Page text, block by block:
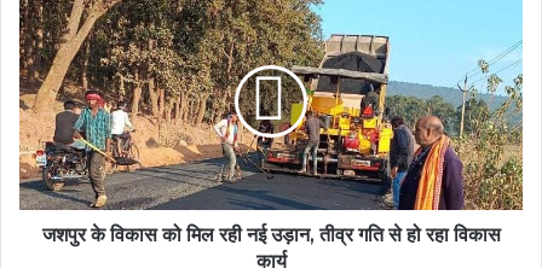
जशपुर के विकास को मिल रही नई उड़ान, तीव्र गति से हो रहा विकास
कार्य